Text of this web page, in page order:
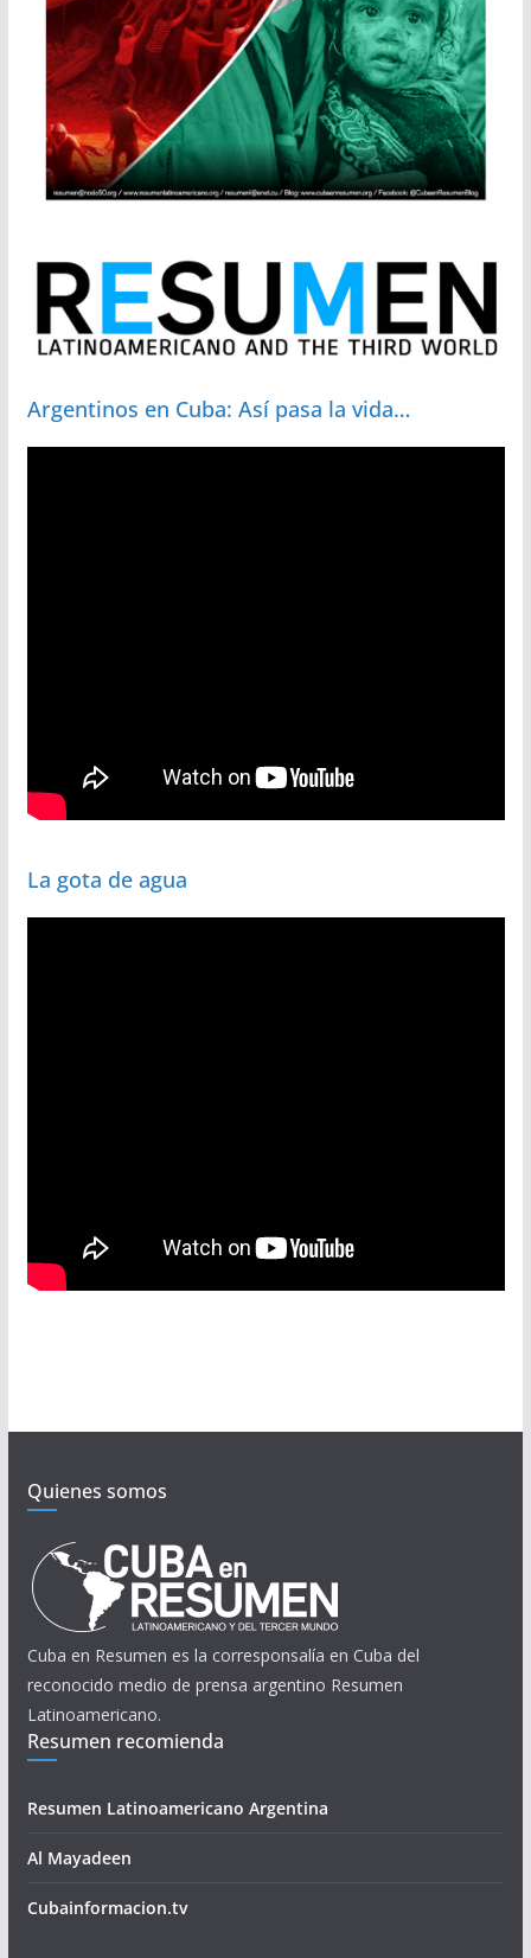
Argentinos en Cuba: Así pasa la vida…
La gota de agua
Quienes somos
Cuba en Resumen es la corresponsalía en Cuba del
reconocido medio de prensa argentino Resumen
Latinoamericano.
Resumen recomienda
Resumen Latinoamericano Argentina
Al Mayadeen
Cubainformacion.tv